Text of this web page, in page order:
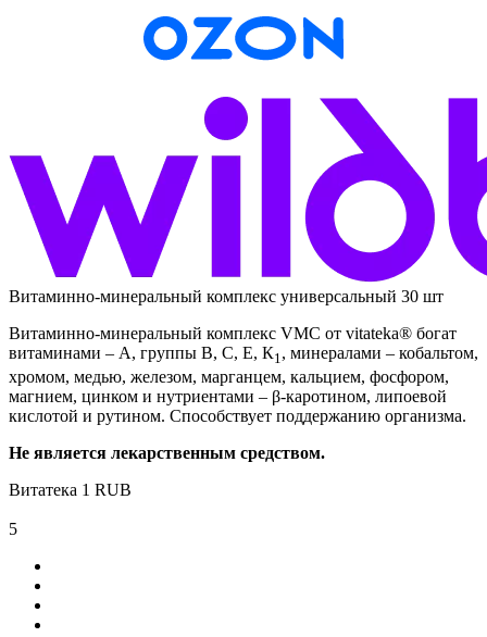
Витаминно-минеральный комплекс универсальный 30 шт
Витаминно-минеральный комплекс VMC от vitateka® богат
витаминами – А, группы В, С, Е, К1, минералами – кобальтом,
хромом, медью, железом, марганцем, кальцием, фосфором,
магнием, цинком и нутриентами – β-каротином, липоевой
кислотой и рутином. Способствует поддержанию организма.
Не является лекарственным средством.
Витатека 1 RUB
5